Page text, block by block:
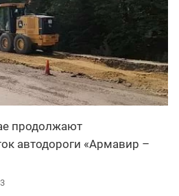
продолжают
автодороги «Армавир –